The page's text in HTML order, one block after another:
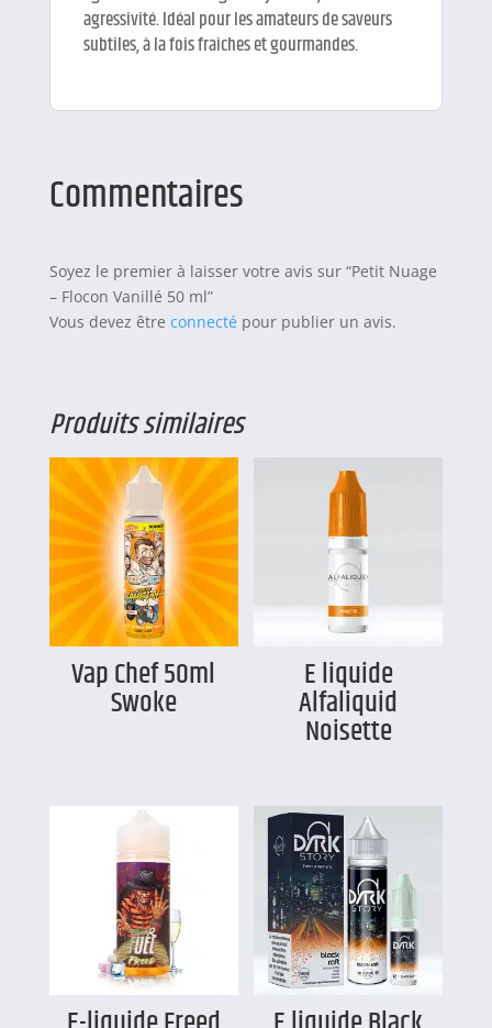
agressivité. Idéal pour les amateurs de saveurs
subtiles, à la fois fraîches et gourmandes.
Commentaires
Soyez le premier à laisser votre avis sur “Petit Nuage
– Flocon Vanillé 50 ml”
Vous devez être connecté pour publier un avis.
Produits similaires
Vap Chef 50ml
Swoke
E liquide
Alfaliquid
Noisette